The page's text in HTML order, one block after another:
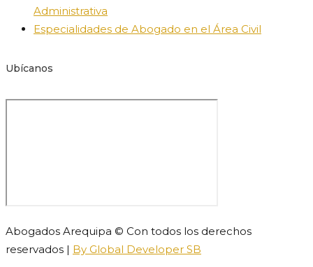
Administrativa
Especialidades de Abogado en el Área Civil
Ubícanos
Abogados Arequipa © Con todos los derechos
reservados | By Global Developer SB